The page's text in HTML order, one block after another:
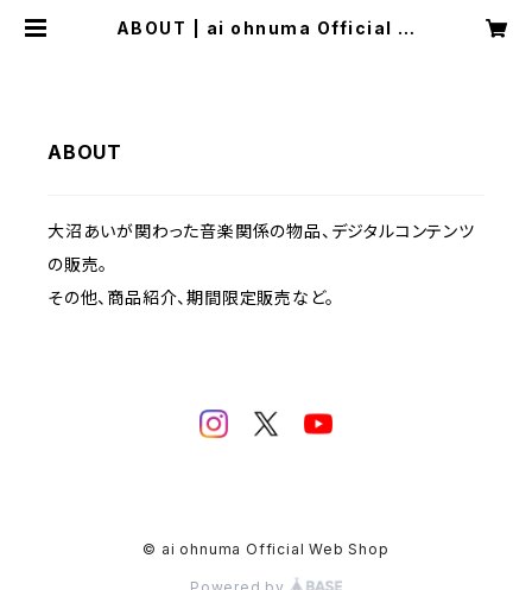
ABOUT | ai ohnuma Official W
ABOUT
大沼あいが関わった音楽関係の物品、デジタルコンテンツ
の販売。
その他、商品紹介、期間限定販売など。
© ai ohnuma Official Web Shop